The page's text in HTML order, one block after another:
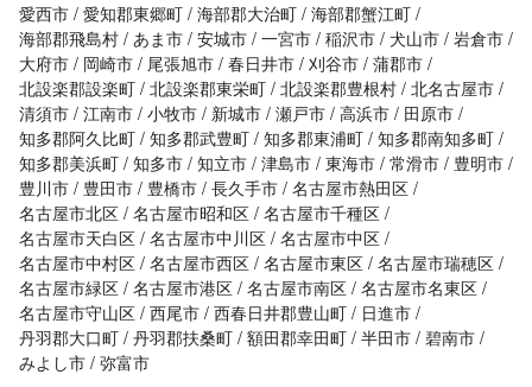
愛西市 愛知郡東郷町 海部郡大治町 海部郡蟹江町
海部郡飛島村 あま市 安城市 一宮市 稲沢市 犬山市 岩倉市
大府市
岡崎市 尾張旭市 春日井市 刈谷市 蒲郡市
北設楽郡設楽町 北設楽郡東栄町 北設楽郡豊根村 北名古屋市
清須市 江南市 小牧市 新城市 瀬戸市 高浜市
田原市
知多郡阿久比町 知多郡武豊町 知多郡東浦町 知多郡南知多町
知多郡美浜町 知多市 知立市 津島市 東海市 常滑市
豊明市
豊川市
豊田市 豊橋市 長久手市 名古屋市熱田区
名古屋市北区 名古屋市昭和区 名古屋市千種区
名古屋市天白区 名古屋市中川区 名古屋市中区
名古屋市中村区 名古屋市西区 名古屋市東区 名古屋市瑞穂区
名古屋市緑区 名古屋市港区 名古屋市南区 名古屋市名東区
名古屋市守山区 西尾市 西春日井郡豊山町
日進市
丹羽郡大口町 丹羽郡扶桑町 額田郡幸田町 半田市 碧南市
みよし市 弥富市